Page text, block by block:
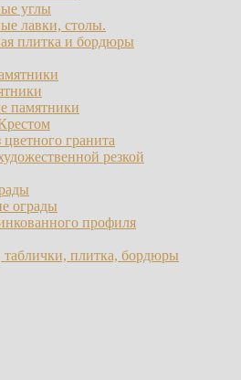
углы
лавки, столы.
плитка и бордюры
памятники
гранита
резкой
ограды
профиля
плитка, бордюры